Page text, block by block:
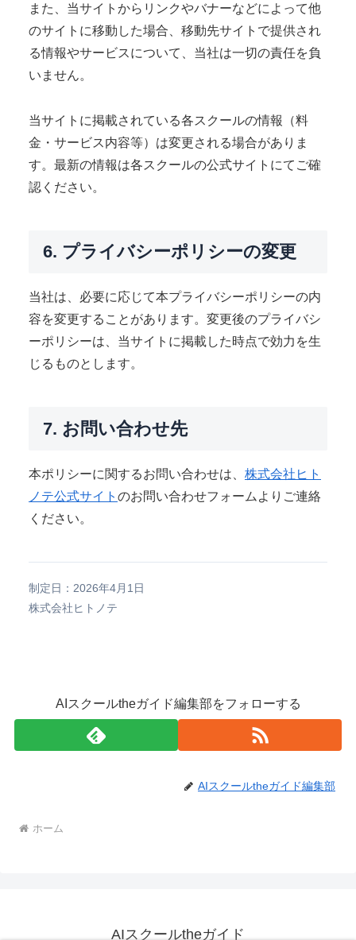
また、当サイトからリンクやバナーなどによって他
のサイトに移動した場合、移動先サイトで提供され
る情報やサービスについて、当社は一切の責任を負
いません。
当サイトに掲載されている各スクールの情報（料
金・サービス内容等）は変更される場合がありま
す。最新の情報は各スクールの公式サイトにてご確
認ください。
6. プライバシーポリシーの変更
当社は、必要に応じて本プライバシーポリシーの内
容を変更することがあります。変更後のプライバシ
ーポリシーは、当サイトに掲載した時点で効力を生
じるものとします。
7. お問い合わせ先
本ポリシーに関するお問い合わせは、 株式会社ヒト
ノテ公式サイト のお問い合わせフォームよりご連絡
ください。
制定日：2026年4月1日
株式会社ヒトノテ
AIスクールtheガイド編集部をフォローする
AIスクールtheガイド編集部
ホーム
AIスクールtheガイド